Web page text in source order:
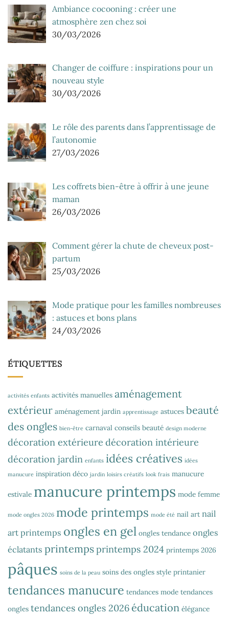
Ambiance cocooning : créer une
atmosphère zen chez soi
30/03/2026
Changer de coiffure : inspirations pour un
nouveau style
30/03/2026
Le rôle des parents dans l’apprentissage de
l’autonomie
27/03/2026
Les coffrets bien-être à offrir à une jeune
maman
26/03/2026
Comment gérer la chute de cheveux post-
partum
25/03/2026
Mode pratique pour les familles nombreuses
: astuces et bons plans
24/03/2026
ÉTIQUETTES
activités enfants activités manuelles aménagement
extérieur aménagement jardin apprentissage astuces beauté
des ongles bien-être carnaval conseils beauté design moderne
décoration extérieure décoration intérieure
décoration jardin enfants idées créatives idées
manucure inspiration déco jardin loisirs créatifs look frais manucure
estivale manucure printemps mode femme
mode ongles 2026 mode printemps mode été nail art nail
art printemps ongles en gel ongles tendance ongles
éclatants printempsprintemps 2024 printemps 2026
pâques soins de la peau soins des ongles style printanier
tendances manucure tendances mode tendances
ongles tendances ongles 2026 éducation élégance